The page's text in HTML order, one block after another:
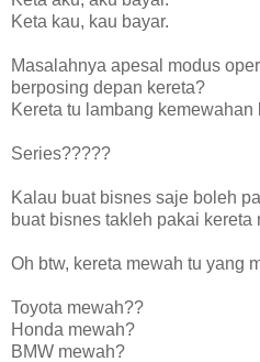
Keta kau, kau bayar.
Masalahnya apesal modus
berposing depan kereta?
Kereta tu lambang kemewahan
Series?????
Kalau buat bisnes saje boleh
buat bisnes takleh pakai kereta
Oh btw, kereta mewah tu yang
Toyota mewah??
Honda mewah?
BMW mewah?